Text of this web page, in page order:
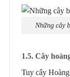
Những cây
1.5. Cây h
Tuy cây